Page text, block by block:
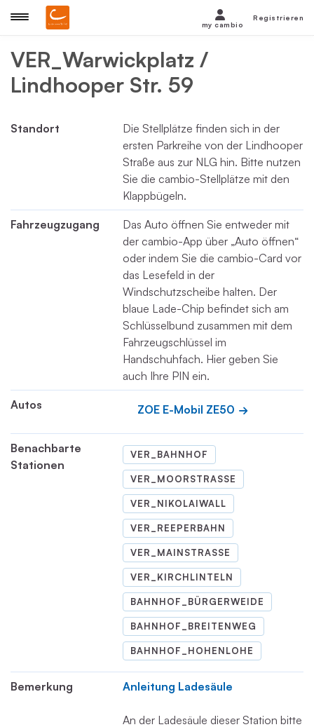
VER_Warwickplatz /
Lindhooper Str. 59
Standort
Die Stellplätze finden sich in der
ersten Parkreihe von der Lindhooper
Straße aus zur NLG hin. Bitte nutzen
Sie die cambio-Stellplätze mit den
Klappbügeln.
Fahrzeugzugang
Das Auto öffnen Sie entweder mit
der cambio-App über „Auto öffnen“
oder indem Sie die cambio-Card vor
das Lesefeld in der
Windschutzscheibe halten. Der
blaue Lade-Chip befindet sich am
Schlüsselbund zusammen mit dem
Fahrzeugschlüssel im
Handschuhfach. Hier geben Sie
auch Ihre PIN ein.
Autos ZOE E-Mobil ZE50
Benachbarte
Stationen
VER_BAHNHOF
VER_MOORSTRASSE
VER_NIKOLAIWALL
VER_REEPERBAHN
VER_MAINSTRASSE
VER_KIRCHLINTELN
BAHNHOF_BÜRGERWEIDE
BAHNHOF_BREITENWEG
BAHNHOF_HOHENLOHE
Bemerkung Anleitung Ladesäule
An der Ladesäule dieser Station bitte
my cambio
Registrieren